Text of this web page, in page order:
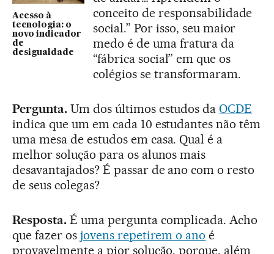
Acesso à
tecnologia: o
novo indicador
de
desigualdade
conceito de responsabilidade
social.” Por isso, seu maior
medo é de uma fratura da
“fábrica social” em que os
colégios se transformaram.
Pergunta.Um dos últimos estudos da OCDE
indica que um em cada 10 estudantes não têm
uma mesa de estudos em casa. Qual é a
melhor solução para os alunos mais
desavantajados? É passar de ano com o resto
de seus colegas?
Resposta.É uma pergunta complicada. Acho
que fazer os jovens repetirem o ano é
provavelmente a pior solução, porque, além